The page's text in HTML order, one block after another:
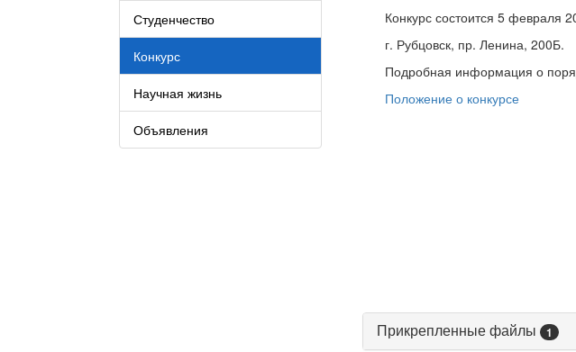
Студенчество
Конкурс
Научная жизнь
Объявления
Конкурс состоится 5 февраля
г. Рубцовск, пр. Ленина, 200Б.
Подробная информация о
Положение о конкурсе
Прикрепленные файлы 1